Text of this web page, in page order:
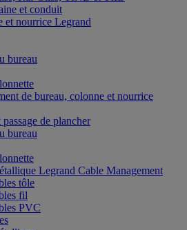
et conduit
et nourrice Legrand
bureau
de bureau, colonne et nourrice
de plancher
bureau
Legrand Cable Management
tôle
fil
PVC